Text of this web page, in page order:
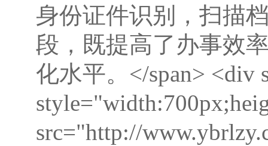
身份证件识别，扫描
段，既提高了办事效
化水平。</span> <div
src="http://